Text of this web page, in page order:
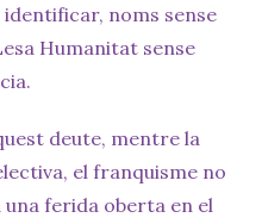
noms sense
Humanitat sense
deute, mentre la
el franquisme no
ferida oberta en el